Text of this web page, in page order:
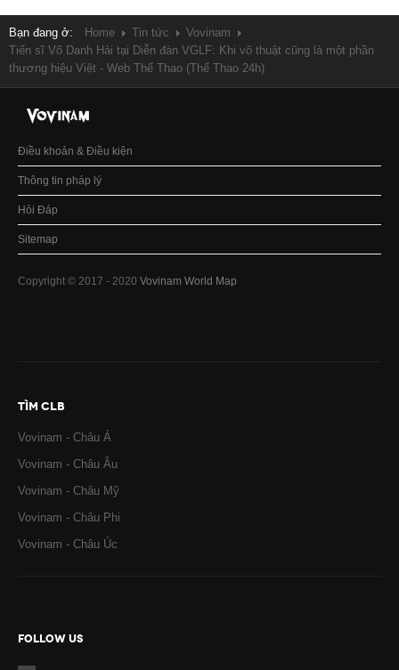
Bạn đang ở: Home Tin tức
Vovinam
Tiến sĩ Võ Danh Hải tại Diễn đàn VGLF: Khi võ thuật cũng là một phần
thương hiệu Việt - Web Thể Thao (Thể Thao 24h)
Điều khoản & Điều kiện
Thông tin pháp lý
Hỏi Đáp
Sitemap
Copyright © 2017 - 2020 Vovinam World Map
TÌM CLB
Vovinam - Châu Á
Vovinam - Châu Âu
Vovinam - Châu Mỹ
Vovinam - Châu Phi
Vovinam - Châu Úc
FOLLOW US